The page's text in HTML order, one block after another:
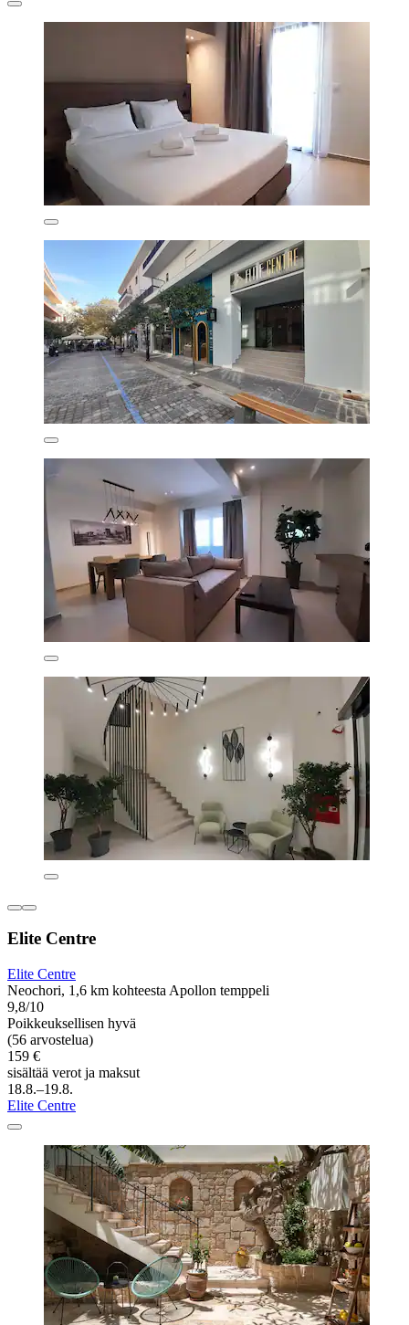
Elite Centre
Elite Centre
Neochori, 1,6 km kohteesta Apollon temppeli
9,8/10
Poikkeuksellisen hyvä
(56 arvostelua)
159 €
sisältää verot ja maksut
18.8.–19.8.
Elite Centre